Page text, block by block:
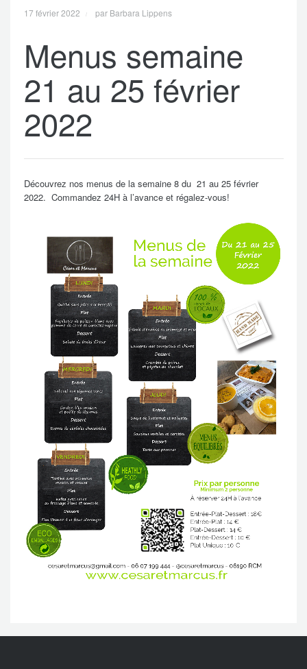
17 février 2022 par Barbara Lippens
Menus semaine
21 au 25 février
2022
Découvrez nos menus de la semaine 8 du 21 au 25 février
2022. Commandez 24H à l’avance et régalez-vous!